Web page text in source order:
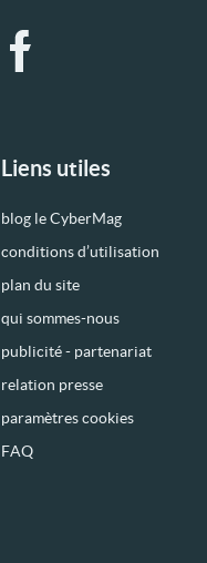
Liens utiles
blog le CyberMag
conditions d’utilisation
plan du site
qui sommes-nous
publicité - partenariat
relation presse
paramètres cookies
FAQ